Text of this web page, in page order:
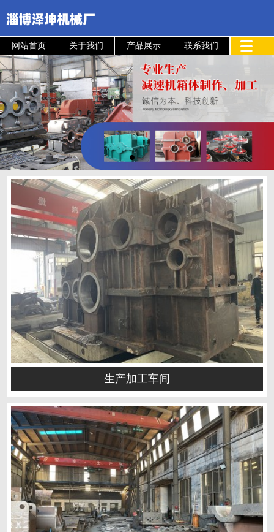
网站首页 关于我们 产品展示 联系我们
生产加工车间